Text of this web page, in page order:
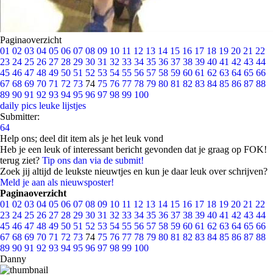
Paginaoverzicht
01 02 03 04 05 06 07 08 09 10 11 12 13 14 15 16 17 18 19 20 21 22
23 24 25 26 27 28 29 30 31 32 33 34 35 36 37 38 39 40 41 42 43 44
45 46 47 48 49 50 51 52 53 54 55 56 57 58 59 60 61 62 63 64 65 66
67 68 69 70 71 72 73 74 75 76 77 78 79 80 81 82 83 84 85 86 87 88
89 90 91 92 93 94 95 96 97 98 99 100
daily pics leuke lijstjes
Submitter:
64
Help ons; deel dit item als je het leuk vond
Heb je een leuk of interessant bericht gevonden dat je graag op FOK!
terug ziet? Tip ons dan via de submit!
Zoek jij altijd de leukste nieuwtjes en kun je daar leuk over schrijven?
Meld je aan als nieuwsposter!
Paginaoverzicht
01 02 03 04 05 06 07 08 09 10 11 12 13 14 15 16 17 18 19 20 21 22
23 24 25 26 27 28 29 30 31 32 33 34 35 36 37 38 39 40 41 42 43 44
45 46 47 48 49 50 51 52 53 54 55 56 57 58 59 60 61 62 63 64 65 66
67 68 69 70 71 72 73 74 75 76 77 78 79 80 81 82 83 84 85 86 87 88
89 90 91 92 93 94 95 96 97 98 99 100
Danny